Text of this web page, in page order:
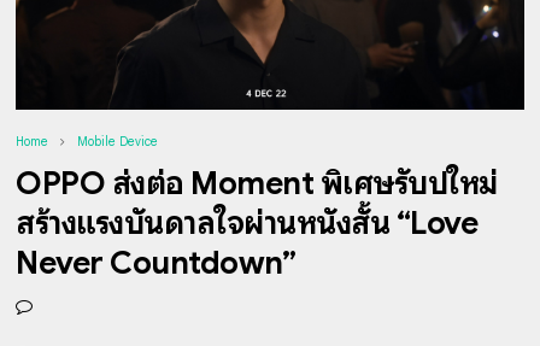
Home Mobile Device
OPPO ส่งต่อ Moment พิเศษรับปีใหม่
สร้างแรงบันดาลใจผ่านหนังสั้น “Love
Never Countdown”